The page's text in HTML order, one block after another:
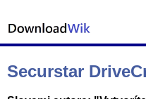
Securstar